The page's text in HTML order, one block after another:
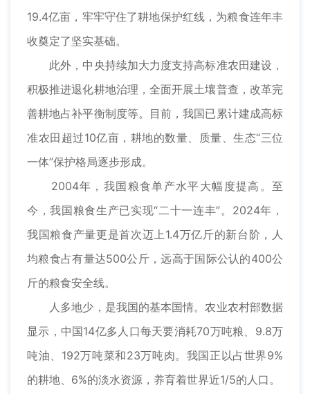
19.4亿亩，牢牢守住了耕地保护红线，为粮食连年丰
收奠定了坚实基础。
此外，中央持续加大力度支持高标准农田建设，
积极推进退化耕地治理，全面开展土壤普查，改革完
善耕地占补平衡制度等。目前，我国已累计建成高标
准农田超过10亿亩，耕地的数量、质量、生态“三位
一体”保护格局逐步形成。
2004年，我国粮食单产水平大幅度提高。至
今，我国粮食生产已实现“二十一连丰”。2024年，
我国粮食产量更是首次迈上1.4万亿斤的新台阶，人
均粮食占有量达500公斤，远高于国际公认的400公
斤的粮食安全线。
人多地少，是我国的基本国情。农业农村部数据
显示，中国14亿多人口每天要消耗70万吨粮、9.8万
吨油、192万吨菜和23万吨肉。我国正以占世界9%
的耕地、6%的淡水资源，养育着世界近1/5的人口。